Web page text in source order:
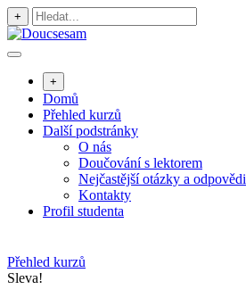
Přejít
k
+
+
Domů
Přehled kurzů
Další podstránky
O nás
Doučování s lektorem
Nejčastější otázky a odpovědi
Kontakty
Profil studenta
Přehled kurzů
Sleva!